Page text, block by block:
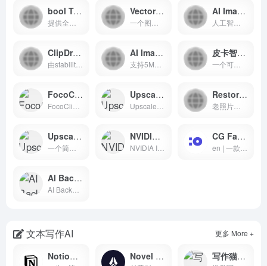
bool Tool - 布尔运算工具 Vectorizer - 在线PNG, JPG转SVG工具 AI Image Upscaler AI图片无损放大
人工智能图片放大，最大支持5MB，最大放大到3000
ClipDrop人工智能工具箱 - AI工具集合 AI Image Enlarger 图片放大器 - 免费将图片放大2倍、4倍、8倍甚至更高 皮卡智能 - 智能抠图，图片编辑
一个可以在线扣图提升图片照片质量的在线图像类应用
FocoClipping - AI智能在线抠图平台 UpscalePics - 人工智能图片清晰化工具 Restore Photos - 照片修复工具
老照片修复优化在线的AI图像处理工具
Upscale.Media - 高清图片放大工具 NVIDIA Inpainting - 智能图像修复与去水印工具
NVIDIA Inpainting 是一款利用深度学习技术进行智能图像修复的工具，能够快速去除图片中的不期望元素。
CG Faces - 人脸生成工具
AI Background Remover - 高质量在线抠图工具
文本写作AI 更多 More +
Notion AI - 人工智能助手 Novel Ai - AI 写作平台 写作猫 - AI写作伴侣，提升写作效率与质量